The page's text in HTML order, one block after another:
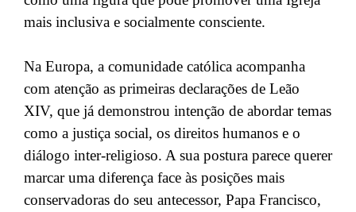
mais inclusiva e socialmente consciente.
Na Europa, a comunidade católica acompanha
com atenção as primeiras declarações de Leão
XIV, que já demonstrou intenção de abordar temas
como a justiça social, os direitos humanos e o
diálogo inter-religioso. A sua postura parece querer
marcar uma diferença face às posições mais
conservadoras do seu antecessor, Papa Francisco,